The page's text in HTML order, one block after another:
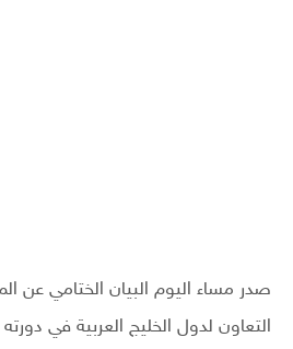
صدر مساء اليوم البيان الختامي عن
التعاون لدول الخليج العربية في